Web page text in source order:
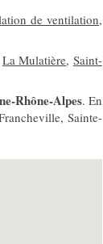
de ventilation,
La Mulatière, Saint-
Rhône-Alpes. En
Sainte-